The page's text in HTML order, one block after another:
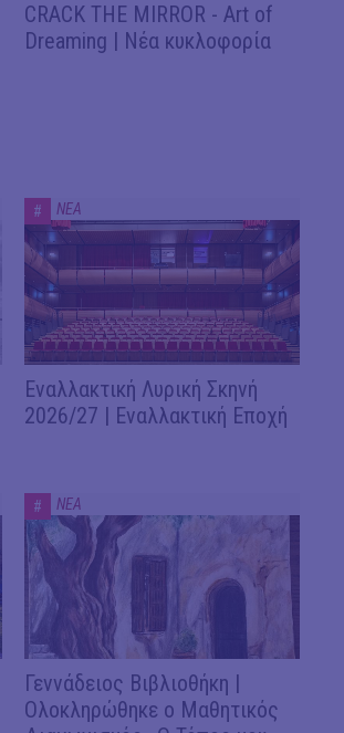
CRACK THE MIRROR - Art of
Dreaming | Νέα κυκλοφορία
# ΝΕΑ
Εναλλακτική Λυρική Σκηνή
2026/27 | Εναλλακτική Εποχή
# ΝΕΑ
Γεννάδειος Βιβλιοθήκη |
Ολοκληρώθηκε ο Μαθητικός